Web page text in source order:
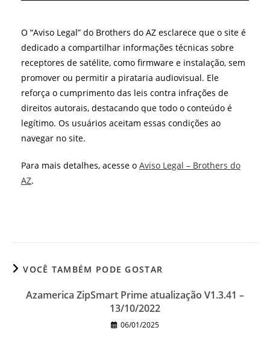
O “Aviso Legal” do Brothers do AZ esclarece que o site é
dedicado a compartilhar informações técnicas sobre
receptores de satélite, como firmware e instalação, sem
promover ou permitir a pirataria audiovisual. Ele
reforça o cumprimento das leis contra infrações de
direitos autorais, destacando que todo o conteúdo é
legítimo. Os usuários aceitam essas condições ao
navegar no site.
Para mais detalhes, acesse o Aviso Legal – Brothers do
AZ.
VOCÊ TAMBÉM PODE GOSTAR
Azamerica ZipSmart Prime atualização V1.3.41 –
13/10/2022
06/01/2025